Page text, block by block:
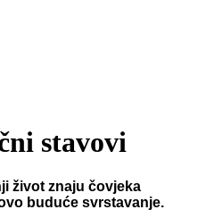
stavovi
život znaju čovjeka
buduće svrstavanje.